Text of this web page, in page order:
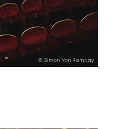
© Simon Van Rompay